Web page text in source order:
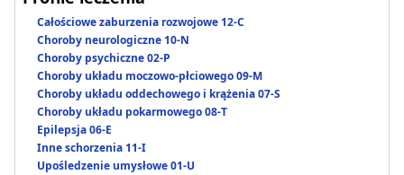
Całościowe zaburzenia rozwojowe 12-C
Choroby neurologiczne 10-N
Choroby psychiczne 02-P
Choroby układu moczowo-płciowego 09-M
Choroby układu oddechowego i krążenia 07-S
Choroby układu pokarmowego 08-T
Epilepsja 06-E
Inne schorzenia 11-I
Upośledzenie umysłowe 01-U